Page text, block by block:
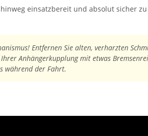
einsatzbereit und absolut sicher
Entfernen Sie alten, verharzten
Anhängerkupplung mit etwas
während der Fahrt.